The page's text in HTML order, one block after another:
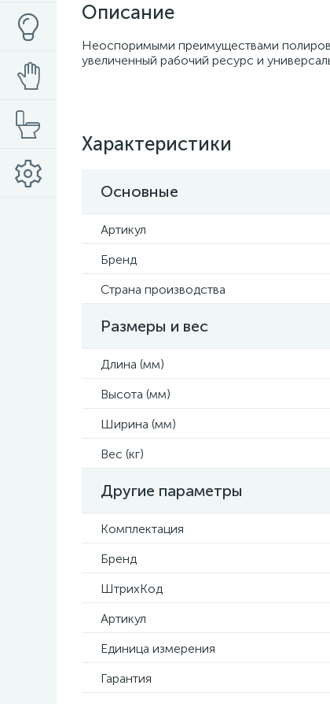
Описание
Неоспоримыми преимуществами
увеличенный рабочий ресурс и
Характеристики
Основные
Артикул
Бренд
Страна производства
Размеры и вес
Длина (мм)
Высота (мм)
Ширина (мм)
Вес (кг)
Другие параметры
Комплектация
Бренд
ШтрихКод
Артикул
Единица измерения
Гарантия